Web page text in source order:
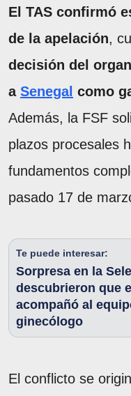
El TAS confirmó
de la apelación,
decisión del
a Senegal como
Además, la FSF
plazos procesales
fundamentos
pasado 17 de
Te puede interesar:
Sorpresa en la
descubrieron que
acompañó al
ginecólogo
El conflicto se